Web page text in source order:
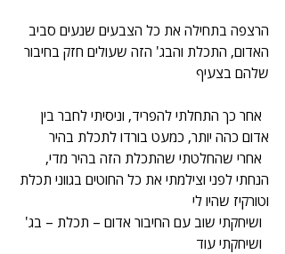
הרצפה בתחילה את כל הצבעים שנעים סביב
האדום, התכלת והבג' הזה שעולים חזק בחיבור
שלהם בצעיף
  אחר כך התחלתי להפריד, וניסיתי לחבר בין
אדום כהה יותר, כמעט בורדו לתכלת בהיר
  אחרי שהחלטתי שהתכלת הזה בהיר מדי,
הנחתי לפני וצילמתי את כל החוטים בגווני תכלת
וטורקיז שהיו לי